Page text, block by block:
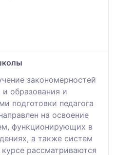
закономерностей
и образования и
подготовки педагога
на освоение
функционирующих в
а также систем
рассматриваются